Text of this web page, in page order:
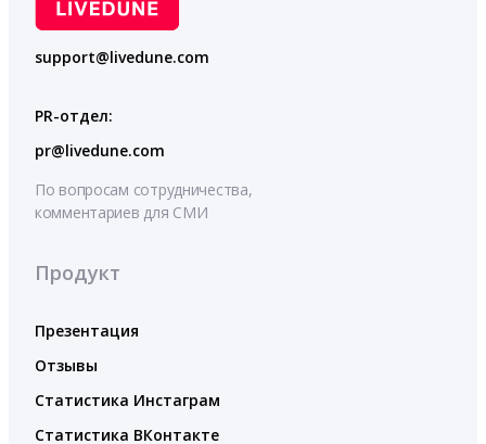
support@livedune.com
PR-отдел:
pr@livedune.com
По вопросам сотрудничества,
комментариев для СМИ
Продукт
Презентация
Отзывы
Статистика Инстаграм
Статистика ВКонтакте